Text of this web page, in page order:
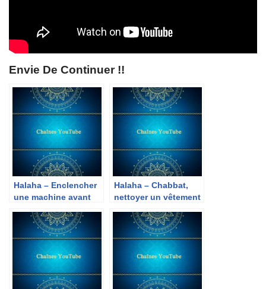
Envie De Continuer !!
Halaha – Enclencher
une machine avant
Halaha – Chabbat,
nettoyer un vêtement